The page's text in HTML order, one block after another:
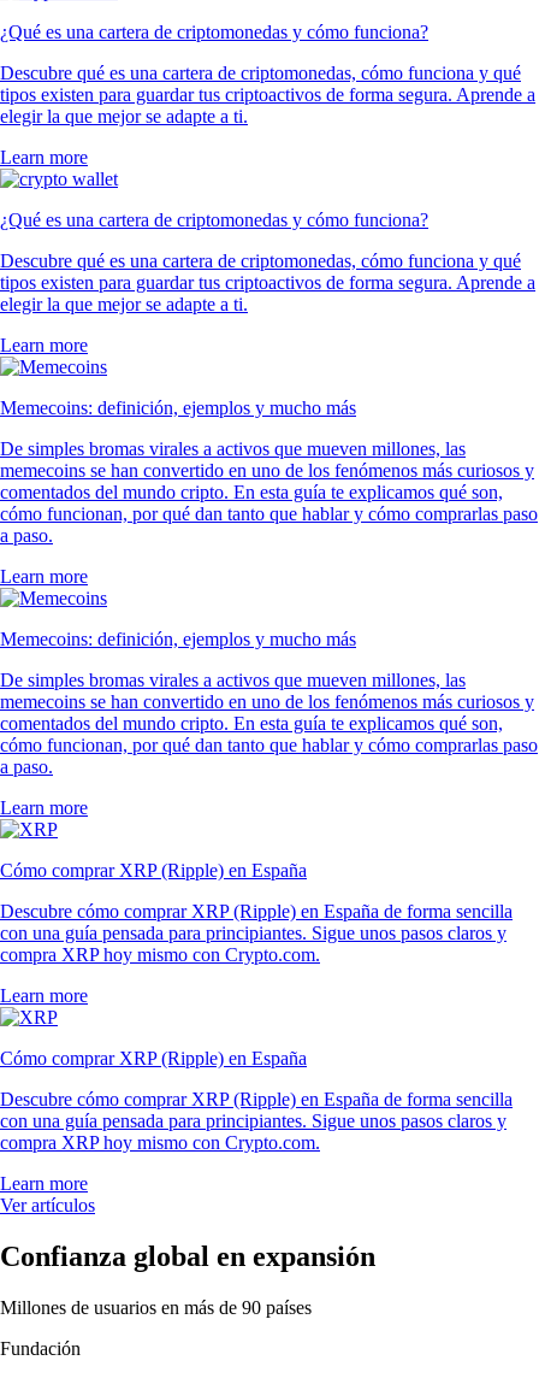
¿Qué es una cartera de criptomonedas y cómo funciona?
Descubre qué es una cartera de criptomonedas, cómo funciona y qué
tipos existen para guardar tus criptoactivos de forma segura. Aprende a
elegir la que mejor se adapte a ti.
Learn more
¿Qué es una cartera de criptomonedas y cómo funciona?
Descubre qué es una cartera de criptomonedas, cómo funciona y qué
tipos existen para guardar tus criptoactivos de forma segura. Aprende a
elegir la que mejor se adapte a ti.
Learn more
Memecoins: definición, ejemplos y mucho más
De simples bromas virales a activos que mueven millones, las
memecoins se han convertido en uno de los fenómenos más curiosos y
comentados del mundo cripto. En esta guía te explicamos qué son,
cómo funcionan, por qué dan tanto que hablar y cómo comprarlas paso
a paso.
Learn more
Memecoins: definición, ejemplos y mucho más
De simples bromas virales a activos que mueven millones, las
memecoins se han convertido en uno de los fenómenos más curiosos y
comentados del mundo cripto. En esta guía te explicamos qué son,
cómo funcionan, por qué dan tanto que hablar y cómo comprarlas paso
a paso.
Learn more
Cómo comprar XRP (Ripple) en España
Descubre cómo comprar XRP (Ripple) en España de forma sencilla
con una guía pensada para principiantes. Sigue unos pasos claros y
compra XRP hoy mismo con Crypto.com.
Learn more
Cómo comprar XRP (Ripple) en España
Descubre cómo comprar XRP (Ripple) en España de forma sencilla
con una guía pensada para principiantes. Sigue unos pasos claros y
compra XRP hoy mismo con Crypto.com.
Learn more
Ver artículos
Confianza global en expansión
Millones de usuarios en más de 90 países
Fundación